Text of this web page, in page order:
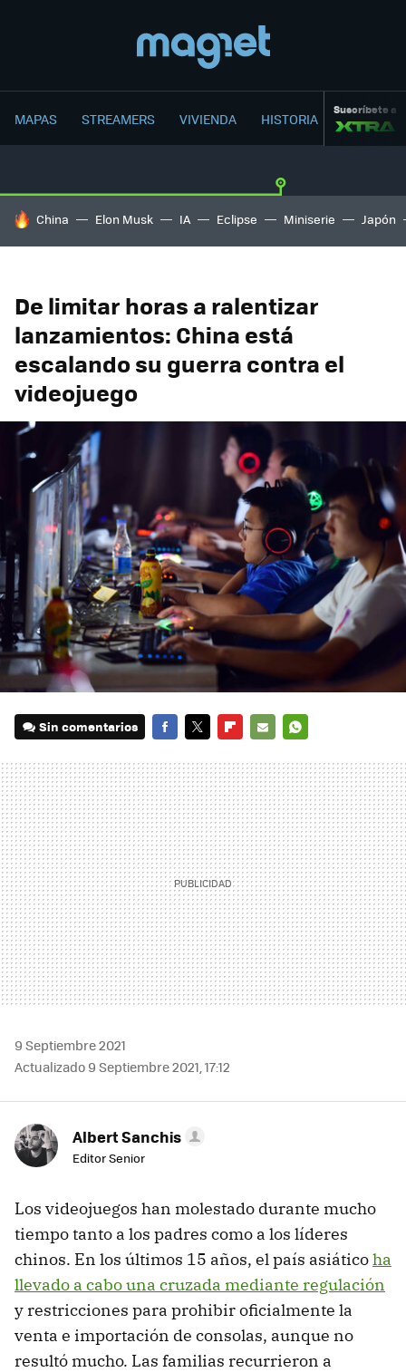
MAPAS STREAMERS VIVIENDA HISTORIA Suscríbete a
HOY SE HABLA DE
China Elon Musk IA Eclipse Miniserie Japón
De limitar horas a ralentizar
lanzamientos: China está
escalando su guerra contra el
videojuego
Sin comentarios
MAIL
9 Septiembre 2021
Actualizado 9 Septiembre 2021, 17:12
Albert Sanchis
Editor Senior
Los videojuegos han molestado durante mucho
tiempo tanto a los padres como a los líderes
chinos. En los últimos 15 años, el país asiáticoha
llevado a cabo una cruzada mediante regulación
y restricciones para prohibir oficialmente la
venta e importación de consolas, aunque no
resultó mucho. Las familias recurrieron a